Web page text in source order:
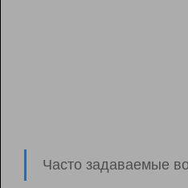
Часто задаваемые